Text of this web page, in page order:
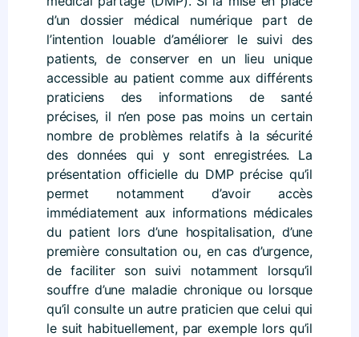
d’un dossier médical numérique part de
l’intention louable d’améliorer le suivi des
patients, de conserver en un lieu unique
accessible au patient comme aux différents
praticiens des informations de santé
précises, il n’en pose pas moins un certain
nombre de problèmes relatifs à la sécurité
des données qui y sont enregistrées. La
présentation officielle du DMP précise qu’il
permet notamment d’avoir accès
immédiatement aux informations médicales
du patient lors d’une hospitalisation, d’une
première consultation ou, en cas d’urgence,
de faciliter son suivi notamment lorsqu’il
souffre d’une maladie chronique ou lorsque
qu’il consulte un autre praticien que celui qui
le suit habituellement, par exemple lors qu’il